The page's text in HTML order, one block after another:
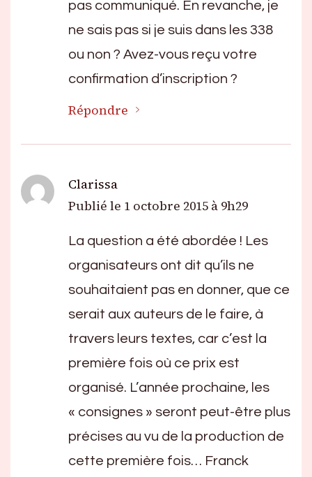
pas communiqué. En revanche, je
ne sais pas si je suis dans les 338
ou non ? Avez-vous reçu votre
confirmation d’inscription ?
Répondre
Clarissa
Publié le 1 octobre 2015 à 9h29
La question a été abordée ! Les
organisateurs ont dit qu’ils ne
souhaitaient pas en donner, que ce
serait aux auteurs de le faire, à
travers leurs textes, car c’est la
première fois où ce prix est
organisé. L’année prochaine, les
« consignes » seront peut-être plus
précises au vu de la production de
cette première fois… Franck